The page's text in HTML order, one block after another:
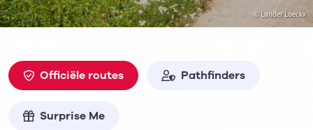
© Lander Loeckx
Officiële routes Pathfinders
Surprise Me